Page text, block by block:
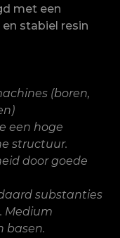
met een
stabiel resin
(boren,
een hoge
structuur.
door goede
substanties
Medium
basen.